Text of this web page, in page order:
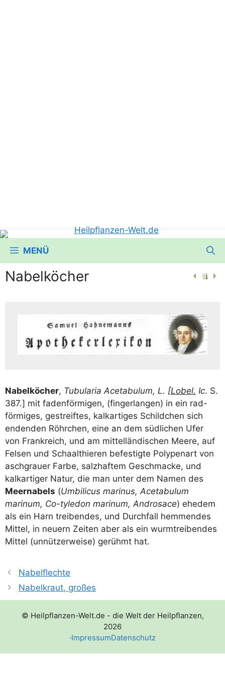
MENÜ
Nabelköcher
Nabel­kö­cher, Tubu­la­ria Ace­tabu­lum, L. [Lobel. Ic. S.
387.] mit faden­för­mi­gen, (fin­ger­lan­gen) in ein rad-
för­mi­ges, gestreif­tes, kalk­ar­ti­ges Schild­chen sich
enden­den Röhr­chen, eine an dem süd­li­chen Ufer
von Frank­reich, und am mit­tel­län­di­schen Mee­re, auf
Fel­sen und Schaalt­hie­ren befes­tig­te Poly­pen­art von
asch­grau­er Far­be, salz­haf­tem Geschma­cke, und
kalk­ar­ti­ger Natur, die man unter dem Namen des
Meerna­bels (Umbi­li­cus mari­nus, Ace­tabu­lum
marinum, Co-tyle­don marinum, Andro­sace) ehe­dem
als ein Harn trei­ben­des, und Durch­fall hem­men­des
Mit­tel, in neu­ern Zei­ten aber als ein wurm­trei­ben­des
Mit­tel (unnüt­zer­wei­se) gerühmt hat.
Nabelflechte
Nabelkraut, großes
© Heilpflanzen-Welt.de - die Welt der Heilpflanzen,
2026
·ImpressumDatenschutz